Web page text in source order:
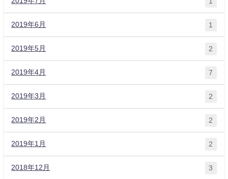
2019年6月 1
2019年5月 2
2019年4月 7
2019年3月 2
2019年2月 2
2019年1月 2
2018年12月 3